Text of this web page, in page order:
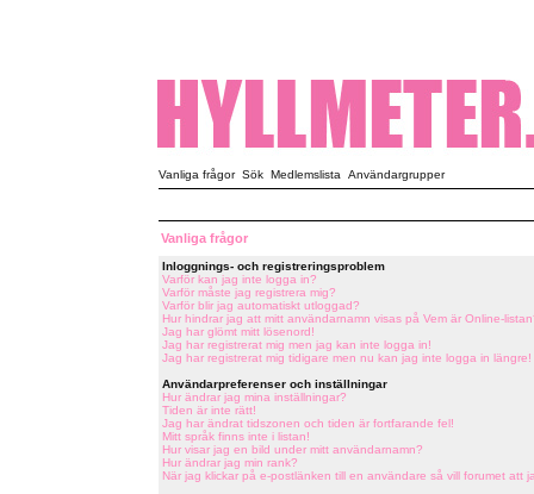
Vanliga frågor Sök Medlemslista Användargrupper
Vanliga frågor
Inloggnings- och registreringsproblem
Varför kan jag inte logga in?
Varför måste jag registrera mig?
Varför blir jag automatiskt utloggad?
Hur hindrar jag att mitt användarnamn visas på Vem är Online-
Jag har glömt mitt lösenord!
Jag har registrerat mig men jag kan inte logga in!
Jag har registrerat mig tidigare men nu kan jag inte logga in längre!
Användarpreferenser och inställningar
Hur ändrar jag mina inställningar?
Tiden är inte rätt!
Jag har ändrat tidszonen och tiden är fortfarande fel!
Mitt språk finns inte i listan!
Hur visar jag en bild under mitt användarnamn?
Hur ändrar jag min rank?
När jag klickar på e-postlänken till en användare så vill forumet att